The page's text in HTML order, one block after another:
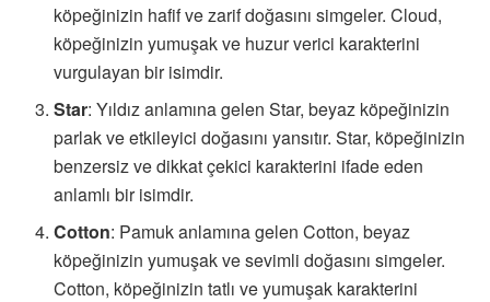
köpeğinizin hafif ve zarif doğasını simgeler. Cloud,
köpeğinizin yumuşak ve huzur verici karakterini
vurgulayan bir isimdir.
Star: Yıldız anlamına gelen Star, beyaz köpeğinizin
parlak ve etkileyici doğasını yansıtır. Star, köpeğinizin
benzersiz ve dikkat çekici karakterini ifade eden
anlamlı bir isimdir.
Cotton: Pamuk anlamına gelen Cotton, beyaz
köpeğinizin yumuşak ve sevimli doğasını simgeler.
Cotton, köpeğinizin tatlı ve yumuşak karakterini